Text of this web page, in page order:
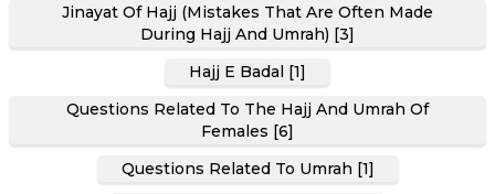
Jinayat Of Hajj (Mistakes That Are Often Made
During Hajj And Umrah) [3]
Hajj E Badal [1]
Questions Related To The Hajj And Umrah Of
Females [6]
Questions Related To Umrah [1]